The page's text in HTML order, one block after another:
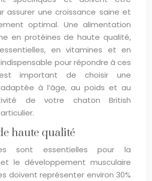
assurer une croissance saine et
optimal. Une alimentation
en protéines de haute qualité,
en vitamines et en
pour répondre à ces
important de choisir une
à l’âge, au poids et au
de votre chaton British
haute qualité
sont essentielles pour la
le développement musculaire
doivent représenter environ 30%